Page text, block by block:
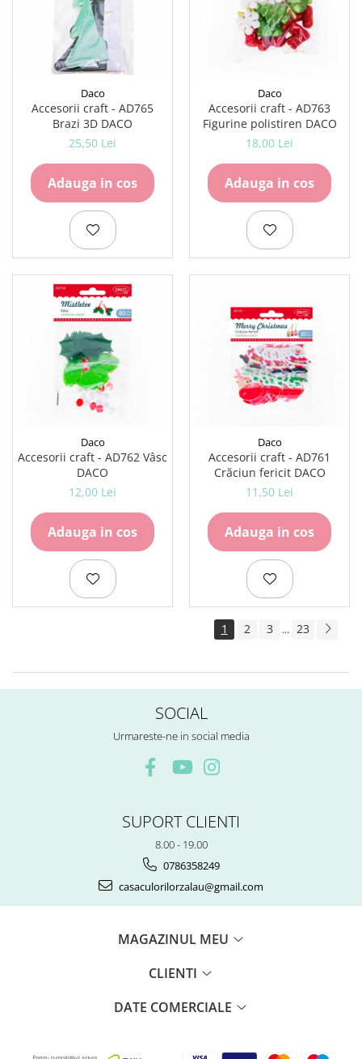
Daco
Accesorii craft - AD765
Brazi 3D DACO
25,50 Lei
Adauga in cos
Daco
Accesorii craft - AD763
Figurine polistiren DACO
18,00 Lei
Adauga in cos
Daco
Accesorii craft - AD762 Vâsc
DACO
12,00 Lei
Adauga in cos
Daco
Accesorii craft - AD761
Crăciun fericit DACO
11,50 Lei
Adauga in cos
1 2 3 ... 23
SOCIAL
Urmareste-ne in social media
SUPORT CLIENTI
8.00 - 19.00
0786358249
casaculorilorzalau@gmail.com
MAGAZINUL MEU
CLIENTI
DATE COMERCIALE